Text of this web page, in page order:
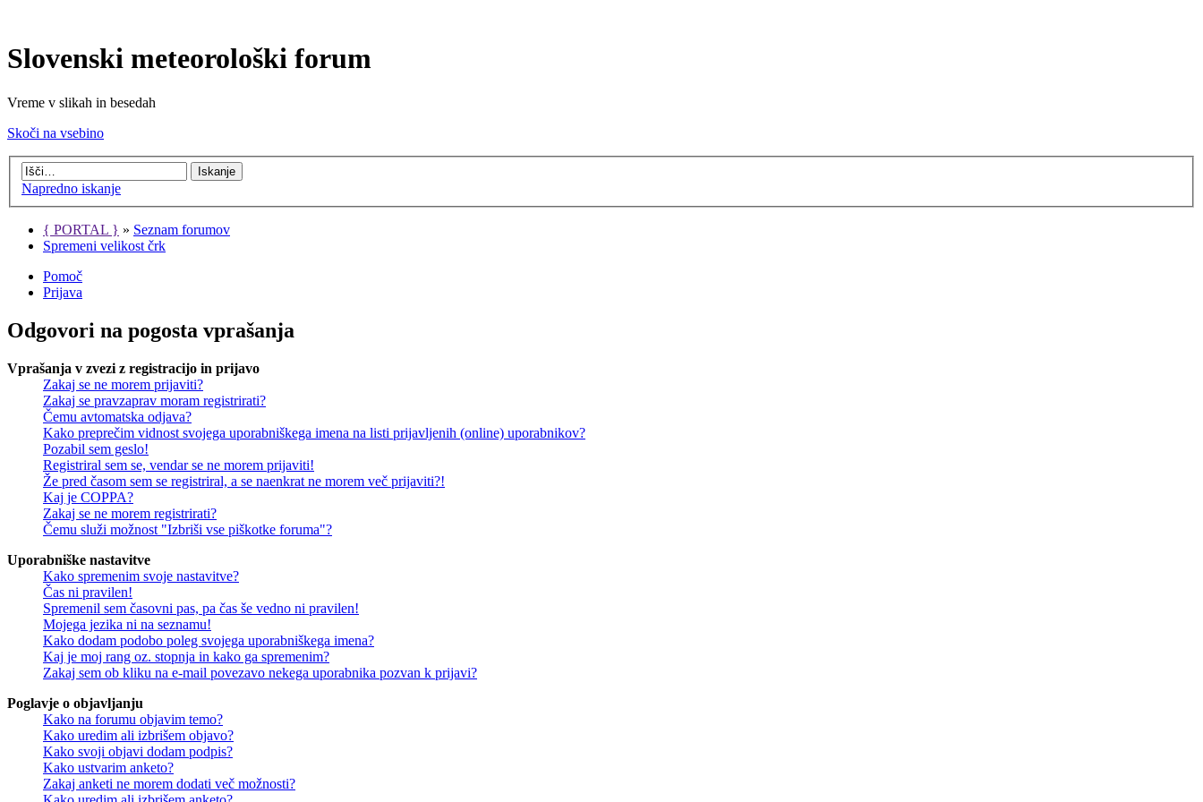
Slovenski meteorološki forum
Vreme v slikah in besedah
Skoči na vsebino
Napredno iskanje
{ PORTAL } » Seznam forumov
Spremeni velikost črk
Pomoč
Prijava
Odgovori na pogosta vprašanja
Vprašanja v zvezi z registracijo in prijavo
Zakaj se ne morem prijaviti?
Zakaj se pravzaprav moram registrirati?
Čemu avtomatska odjava?
Kako preprečim vidnost svojega uporabniškega imena na listi prijavljenih (online) uporabnikov?
Pozabil sem geslo!
Registriral sem se, vendar se ne morem prijaviti!
Že pred časom sem se registriral, a se naenkrat ne morem več prijaviti?!
Kaj je COPPA?
Zakaj se ne morem registrirati?
Čemu služi možnost "Izbriši vse piškotke foruma"?
Uporabniške nastavitve
Kako spremenim svoje nastavitve?
Čas ni pravilen!
Spremenil sem časovni pas, pa čas še vedno ni pravilen!
Mojega jezika ni na seznamu!
Kako dodam podobo poleg svojega uporabniškega imena?
Kaj je moj rang oz. stopnja in kako ga spremenim?
Zakaj sem ob kliku na e-mail povezavo nekega uporabnika pozvan k prijavi?
Poglavje o objavljanju
Kako na forumu objavim temo?
Kako uredim ali izbrišem objavo?
Kako svoji objavi dodam podpis?
Kako ustvarim anketo?
Zakaj anketi ne morem dodati več možnosti?